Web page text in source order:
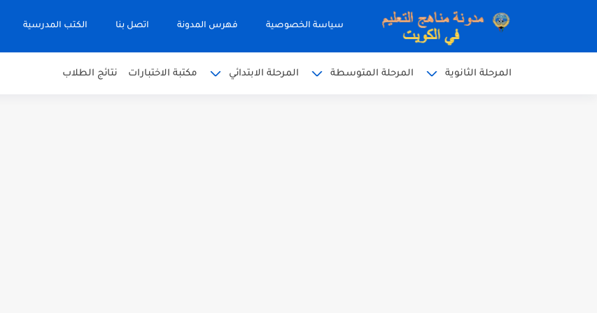
سياسة الخصوصية فهرس المدونة اتصل بنا الكتب المدرسية
المرحلة الثانوية المرحلة المتوسطة المرحلة الابتدائي مكتبة الاختبارات نتائج الطلاب